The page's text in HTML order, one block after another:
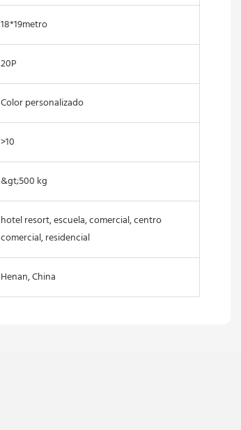
18*19metro
20P
Color personalizado
>10
&gt;500 kg
hotel resort, escuela, comercial, centro
comercial, residencial
Henan, China